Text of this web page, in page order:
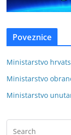
Poveznice
Ministarstvo
Ministarstvo
Ministarstvo